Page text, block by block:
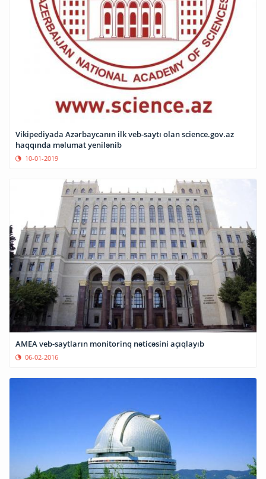
Vikipediyada Azərbaycanın ilk veb-saytı olan science.gov.az
haqqında məlumat yenilənib
10-01-2019
AMEA veb-saytların monitorinq nəticəsini açıqlayıb
06-02-2016